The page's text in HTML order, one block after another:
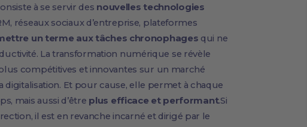
à se servir des nouvelles technologies
réseaux sociaux d’entreprise, plateformes
un terme aux tâches chronophages qui ne
La transformation numérique se révèle
compétitives et innovantes sur un marché
digitalisation. Et pour cause, elle permet à chaque
mais aussi d’être plus efficace et performant.Si
il est en revanche incarné et dirigé par le